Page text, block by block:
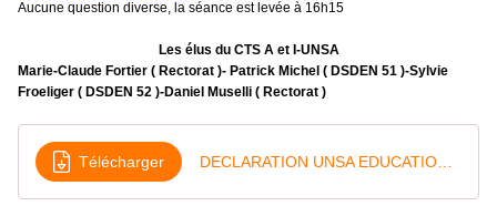
Aucune question diverse, la séance est levée à 16h15
Les élus du CTS A et I-UNSA
Marie-Claude Fortier ( Rectorat )- Patrick Michel ( DSDEN 51 )-Sylvie
Froeliger ( DSDEN 52 )-Daniel Muselli ( Rectorat )
Télécharger